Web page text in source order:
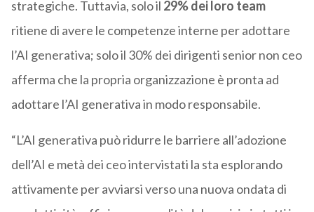
strategiche. Tuttavia, solo il 29% dei loro team
ritiene di avere le competenze interne per adottare
l’AI generativa; solo il 30% dei dirigenti senior non ceo
afferma che la propria organizzazione è pronta ad
adottare l’AI generativa in modo responsabile.
“L’AI generativa può ridurre le barriere all’adozione
dell’AI e metà dei ceo intervistati la sta esplorando
attivamente per avviarsi verso una nuova ondata di